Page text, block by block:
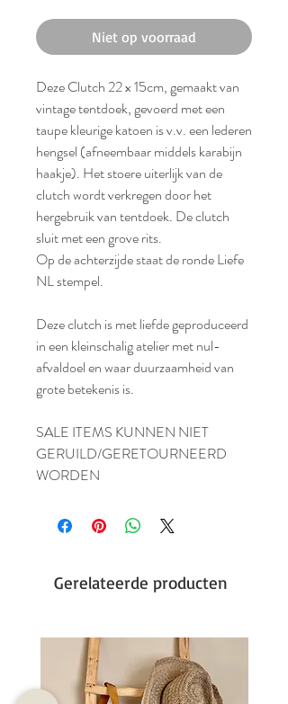
Niet op voorraad
Deze Clutch 22 x 15cm, gemaakt van
vintage tentdoek, gevoerd met een
taupe kleurige katoen is v.v. een lederen
hengsel (afneembaar middels karabijn
haakje). Het stoere uiterlijk van de
clutch wordt verkregen door het
hergebruik van tentdoek. De clutch
sluit met een grove rits.
Op de achterzijde staat de ronde Liefe
NL stempel.
Deze clutch is met liefde geproduceerd
in een kleinschalig atelier met nul-
afvaldoel en waar duurzaamheid van
grote betekenis is.
SALE ITEMS KUNNEN NIET
GERUILD/GERETOURNEERD
WORDEN
Gerelateerde producten